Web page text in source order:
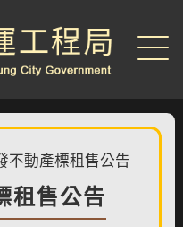
不動產標租售公告
租售公告